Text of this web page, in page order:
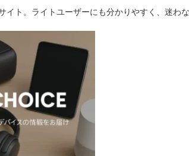
ト。ライトユーザーにも分かりやすく、迷わ